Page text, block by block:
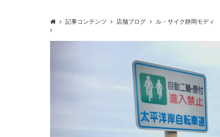
記事コンテンツ 店舗ブログ ル・サイク静岡モディ